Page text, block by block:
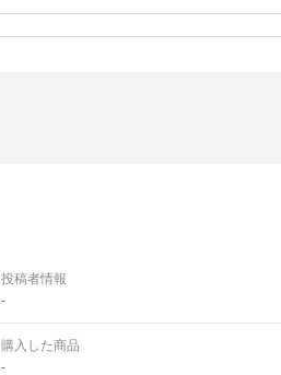
投稿者情報
-
購入した商品
-